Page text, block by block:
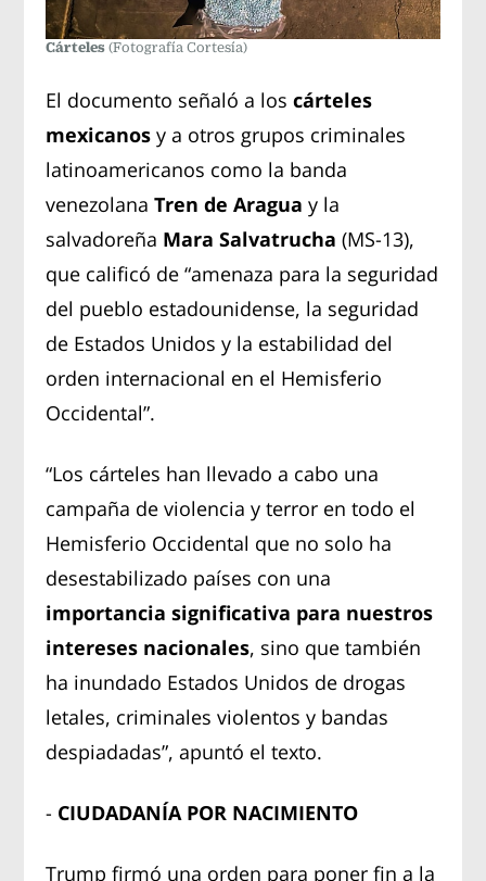
Cárteles(Fotografía Cortesía)
El documento señaló a loscárteles
mexicanos y a otros grupos criminales
latinoamericanos como la banda
venezolanaTren de Aragua y la
salvadoreña Mara Salvatrucha (MS-13),
que calificó de “amenaza para la seguridad
del pueblo estadounidense, la seguridad
de Estados Unidos y la estabilidad del
orden internacional en el Hemisferio
Occidental”.
“Los cárteles han llevado a cabo una
campaña de violencia y terror en todo el
Hemisferio Occidental que no solo ha
desestabilizado países con una
importancia significativa para nuestros
intereses nacionales, sino que también
ha inundado Estados Unidos de drogas
letales, criminales violentos y bandas
despiadadas”, apuntó el texto.
- CIUDADANÍA POR NACIMIENTO
Trump firmó una orden para poner fin a la